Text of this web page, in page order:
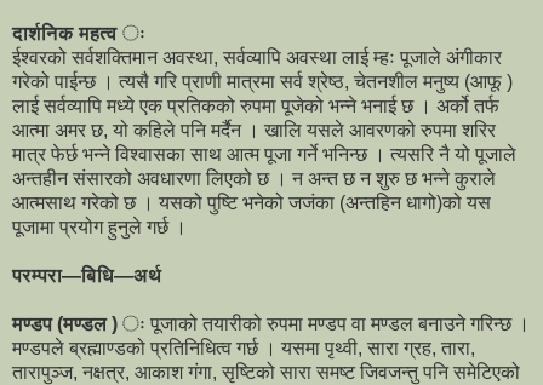
दार्शनिक महत्व ः
ईश्वरको सर्वशक्तिमान अवस्था, सर्वव्यापि अवस्था लाई म्हः पूजाले अंगीकार
गरेको पाईन्छ । त्यसै गरि प्राणी मात्रमा सर्व श्रेष्ठ, चेतनशील मनुष्य (आफू )
लाई सर्वव्यापि मध्ये एक प्रतिकको रुपमा पूजेको भन्ने भनाई छ । अर्को तर्फ
आत्मा अमर छ, यो कहिले पनि मर्दैन । खालि यसले आवरणको रुपमा शरिर
मात्र फेर्छ भन्ने विश्वासका साथ आत्म पूजा गर्ने भनिन्छ । त्यसरि नै यो पूजाले
अन्तहीन संसारको अवधारणा लिएको छ । न अन्त छ न शुरु छ भन्ने कुराले
आत्मसाथ गरेको छ । यसको पुष्टि भनेको जजंका (अन्तहिन धागो)को यस
पूजामा प्रयोग हुनुले गर्छ ।
परम्परा—बिधि—अर्थ
मण्डप (मण्डल ) ः पूजाको तयारीको रुपमा मण्डप वा मण्डल बनाउने गरिन्छ ।
मण्डपले ब्रह्माण्डको प्रतिनिधित्व गर्छ । यसमा पृथ्वी, सारा ग्रह, तारा,
तारापुञ्ज, नक्षत्र, आकाश गंगा, सृष्टिको सारा समष्ट जिवजन्तु पनि समेटिएको